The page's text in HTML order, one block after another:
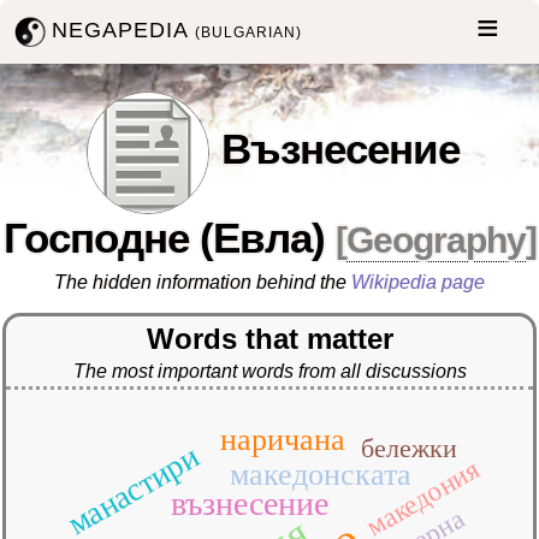
NEGAPEDIA(BULGARIAN)
Възнесение
Господне (Евла) [Geography]
The hidden information behind the Wikipedia page
Words that matter
The most important words from all discussions
възнесение
манастири македонската
наричана
македония
бележки